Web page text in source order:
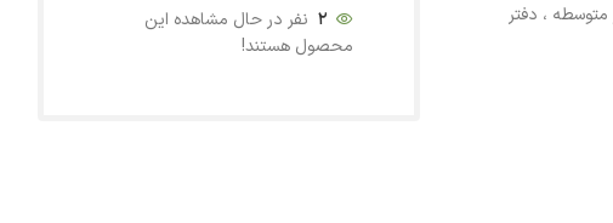
، دفتر
2 نفر در حال مشاهده این
محصول هستند!